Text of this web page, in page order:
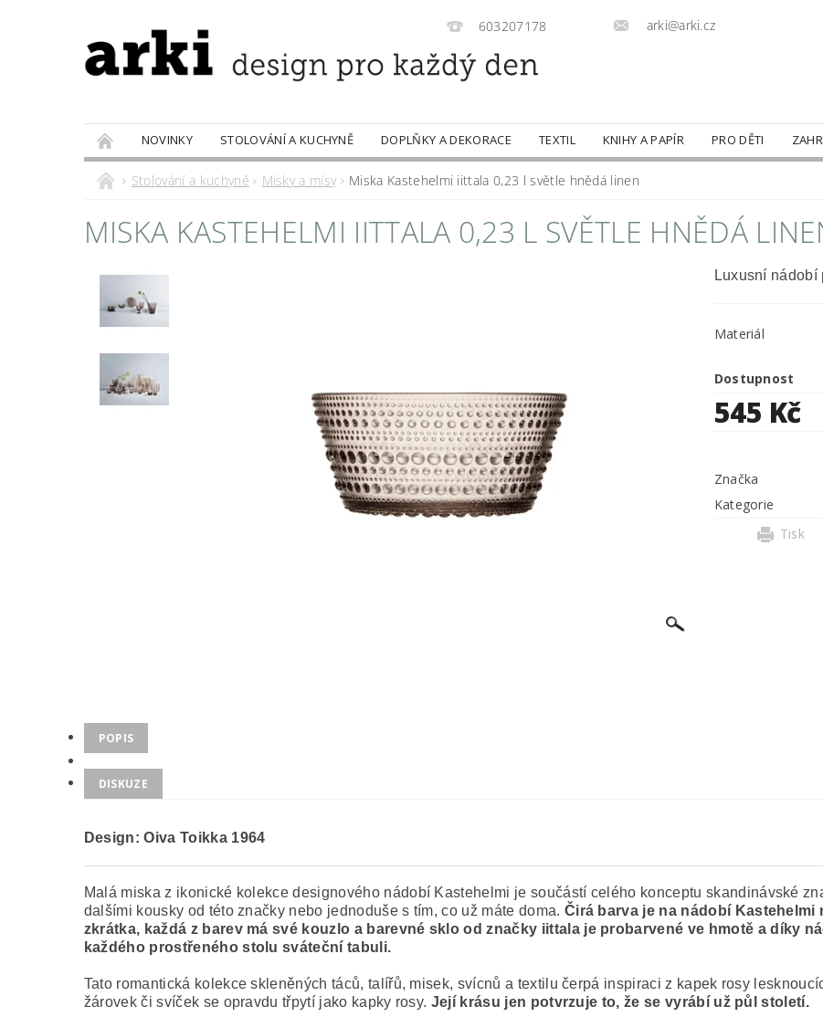
603207178 arki@arki.cz
NOVINKY STOLOVÁNÍ A KUCHYNĚ DOPLŇKY A DEKORACE TEXTIL KNIHY A PAPÍR PRO DĚTI
PRODÁVANÉ ZNAČKY
DOBROTY
Stolování a kuchyně Misky a mísy Miska Kastehelmi iittala 0,23 l světle hnědá linen
MISKA KASTEHELMI IITTALA 0,23 L SVĚTLE HNĚDÁ
Luxusní nádobí
Materiál
Dostupnost
545 Kč
Značka
Kategorie
Tisk
POPIS
DISKUZE
Design: Oiva Toikka 1964
Malá miska z ikonické kolekce designového nádobí Kastehelmi je součástí celého konceptu skandinávské
dalšími kousky od této značky nebo jednoduše s tím, co už máte doma. Čirá barva je na nádobí
zkrátka, každá z barev má své kouzlo a barevné sklo od značky iittala je probarvené ve hmotě a díky
každého prostřeného stolu sváteční tabuli.
Tato romantická kolekce skleněných táců, talířů, misek, svícnů a textilu čerpá inspiraci z kapek rosy
žárovek či svíček se opravdu třpytí jako kapky rosy. Její krásu jen potvrzuje to, že se vyrábí už půl století.